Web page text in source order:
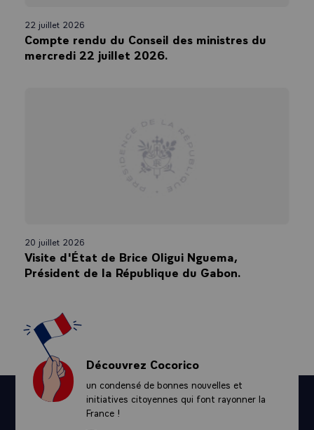
22 juillet 2026
Compte rendu du Conseil des ministres du
mercredi 22 juillet 2026.
20 juillet 2026
Visite d'État de Brice Oligui Nguema,
Président de la République du Gabon.
Découvrez Cocorico
un condensé de bonnes nouvelles et
initiatives citoyennes qui font rayonner la
France !